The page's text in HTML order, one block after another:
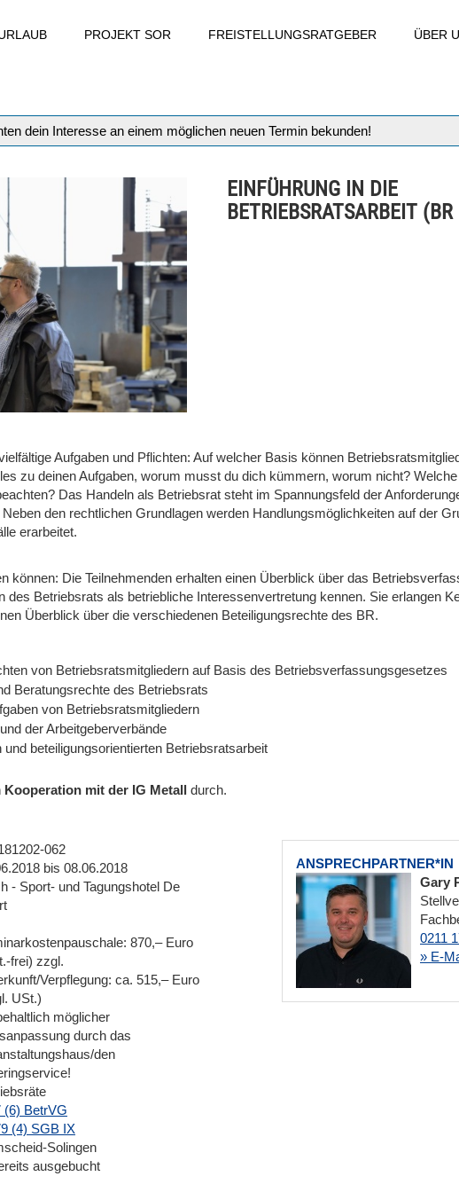
PROJEKT SOR FREISTELLUNGSRATGEBER ÜBER
dein Interesse an einem möglichen neuen Termin bekunden!
EINFÜHRUNG IN DIE
BETRIEBSRATSARBEIT
Aufgaben und Pflichten: Auf welcher Basis können
zu deinen Aufgaben, worum musst du dich kümmern, worum nicht?
Das Handeln als Betriebsrat steht im Spannungsfeld der
den rechtlichen Grundlagen werden Handlungsmöglichkeiten auf der
erarbeitet.
können: Die Teilnehmenden erhalten einen Überblick über das
des Betriebsrats als betriebliche Interessenvertretung kennen. Sie erlangen
Überblick über die verschiedenen Beteiligungsrechte des BR.
von Betriebsratsmitgliedern auf Basis des Betriebsverfassungsgesetzes
Beratungsrechte des Betriebsrats
von Betriebsratsmitgliedern
der Arbeitgeberverbände
beteiligungsorientierten Betriebsratsarbeit
Kooperation mit der IG Metall durch.
ANSPRECHPARTNER*IN
Gary
0211
» E-
062
bis 08.06.2018
- Sport- und Tagungshotel De
870,– Euro
frei) zzgl.
Verpflegung: ca. 515,– Euro
USt.)
möglicher
durch das
den
(6) BetrVG
(4) SGB IX
Solingen
ausgebucht